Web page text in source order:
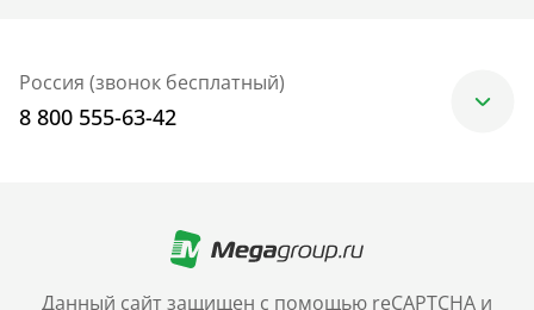
Данный сайт защищен с помощью reCAPTCHA и
Россия (звонок бесплатный)
8 800 555-63-42
+7 (499) 705-30-10
Санкт-Петербург